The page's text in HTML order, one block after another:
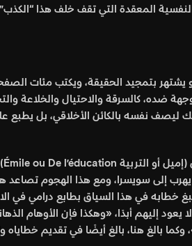
المعقدة التي تقف خلف هذا
وهو يشتهر بتمجيد الحقيقة، ويكتب
ضده، كالسرقة والاحتيال والخلاعة
نفسه بالكائن الأخلاقي، بل يطبع
يهرب إلى سويسرا، ومع هذا الهجوم
خطابه في هذا السياق بطابع درامي في
يعود إليهم أبدًا، «وهكذا فإن الأوهام
هنا، بالغ أيضًا في تقديم خطاياه